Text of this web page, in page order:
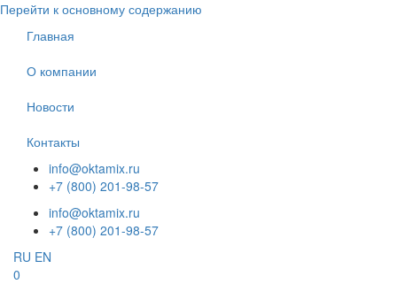
Перейти к основному содержанию
Главная
О компании
Новости
Контакты
info@oktamix.ru
+7 (800) 201-98-57
info@oktamix.ru
+7 (800) 201-98-57
RU EN
0